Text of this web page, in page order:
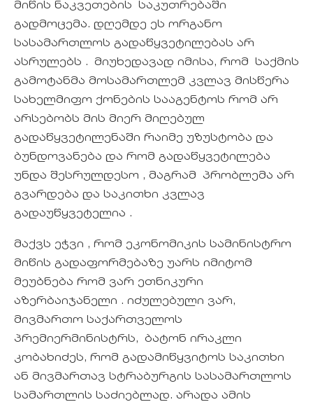
მიწის ნაკვეთების საკუთრებაში
გადმოცემა. დღემდე ეს ორგანო
სასამართლოს გადაწყვეტილებას არ
ასრულებს . მიუხედავად იმისა, რომ საქმის
გამოტანმა მოსამართლემ კვლავ მისწერა
სახელმიფო ქონების სააგენტოს რომ არ
არსებობს მის მიერ მიღებულ
გადაწყვეტილენაში რაიმე უზუსტობა და
ბუნდოვანება და რომ გადაწყვეტილება
უნდა შესრულდესო , მაგრამ პრობლემა არ
გვარდება და საკითხი კვლავ
გადაუწყვეტელია .
მაქვს ეჭვი , რომ ეკონომიკის სამინისტრო
მიწის გადაფორმებაზე უარს იმიტომ
მეუბნება რომ ვარ ეთნიკური
აზერბაიჯანელი . იძულებული ვარ,
მივმართო საქართველოს
პრემიერმინისტრს, ბატონ ირაკლი
კობახიძეს, რომ გადამიწყვიტოს საკითხი
ან მივმართავ სტრაბურგის სასამართლოს
სამართლის საძიებლად. არადა ამის